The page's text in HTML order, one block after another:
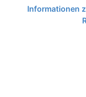
Informationen